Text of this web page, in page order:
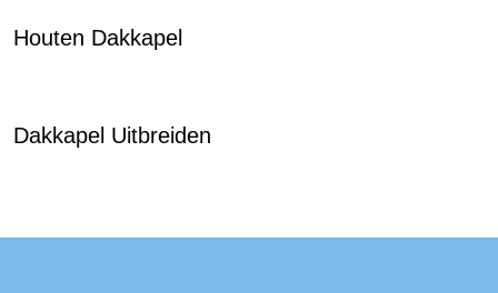
Houten Dakkapel
Dakkapel Uitbreiden